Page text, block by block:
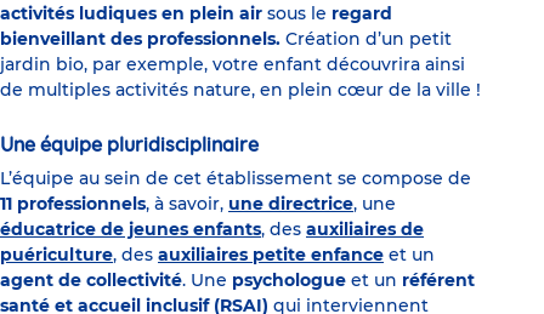
activités ludiques en plein air sous le regard
bienveillant des professionnels. Création d’un petit
jardin bio, par exemple, votre enfant découvrira ainsi
de multiples activités nature, en plein cœur de la ville !
Une équipe pluridisciplinaire
L’équipe au sein de cet établissement se compose de
11 professionnels, à savoir, une directrice, une
éducatrice de jeunes enfants, des auxiliaires de
puériculture, des auxiliaires petite enfance et un
agent de collectivité. Une psychologue et un référent
santé et accueil inclusif (RSAI) qui interviennent